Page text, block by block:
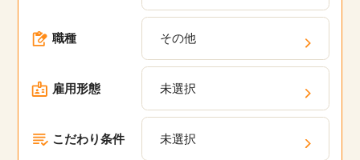
職種 その他
雇用形態 未選択
こだわり条件 未選択